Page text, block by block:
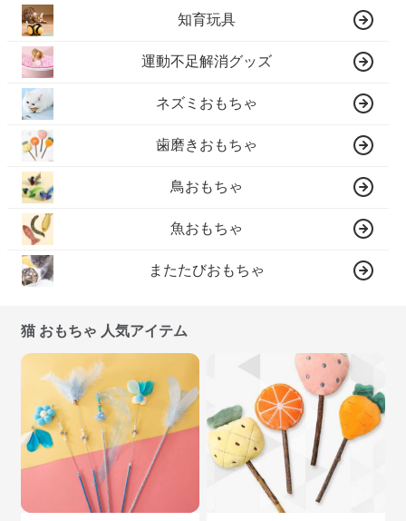
知育玩具
運動不足解消グッズ
ネズミおもちゃ
歯磨きおもちゃ
鳥おもちゃ
魚おもちゃ
またたびおもちゃ
猫 おもちゃ 人気アイテム